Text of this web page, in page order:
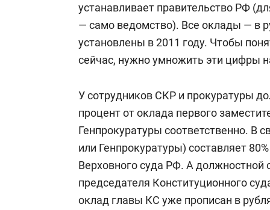
устанавливает правительство РФ
— само ведомство). Все оклады — в
установлены в 2011 году. Чтобы
сейчас, нужно умножить эти цифры
У сотрудников СКР и прокуратуры
процент от оклада первого
Генпрокуратуры соответственно. В
или Генпрокуратуры) составляет
Верховного суда РФ. А должностной
председателя Конституционного
оклад главы КС уже прописан в